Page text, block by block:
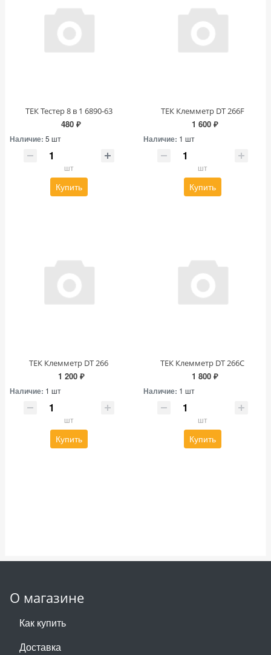
ТЕК Тестер 8 в 1 6890-63
480 ₽
Наличие: 5 шт
шт
Купить
ТЕК Клемметр DT 266F
1 600 ₽
Наличие: 1 шт
шт
Купить
ТЕК Клемметр DT 266
1 200 ₽
Наличие: 1 шт
шт
Купить
ТЕК Клемметр DT 266C
1 800 ₽
Наличие: 1 шт
шт
Купить
О магазине
Как купить
Доставка